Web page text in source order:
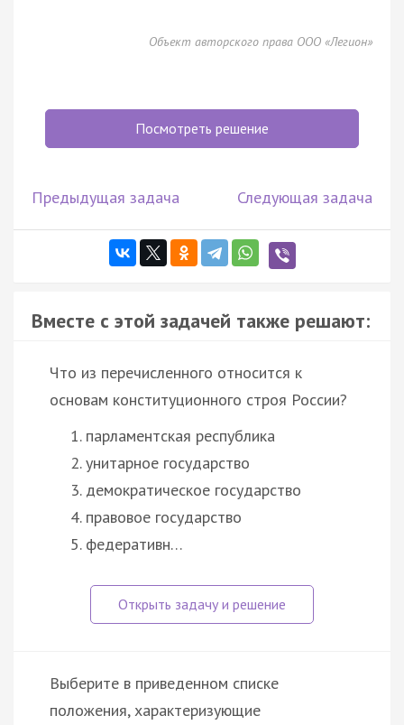
Объект авторского права ООО «Легион»
Посмотреть решение
Предыдущая задача Следующая задача
Вместе с этой задачей также решают:
Что из перечисленного относится к
основам конституционного строя России?
парламентская республика
унитарное государство
демократическое государство
правовое государство
федеративн…
Выберите в приведенном списке
положения, характеризующие